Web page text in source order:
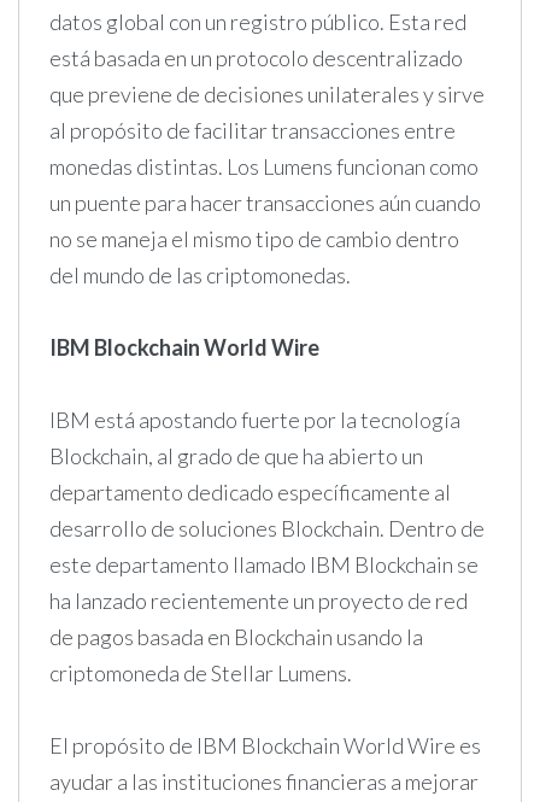
datos global con un registro público. Esta red
está basada en un protocolo descentralizado
que previene de decisiones unilaterales y sirve
al propósito de facilitar transacciones entre
monedas distintas. Los Lumens funcionan como
un puente para hacer transacciones aún cuando
no se maneja el mismo tipo de cambio dentro
del mundo de las criptomonedas.
IBM Blockchain World Wire
IBM está apostando fuerte por la tecnología
Blockchain, al grado de que ha abierto un
departamento dedicado específicamente al
desarrollo de soluciones Blockchain. Dentro de
este departamento llamado IBM Blockchain se
ha lanzado recientemente un proyecto de red
de pagos basada en Blockchain usando la
criptomoneda de Stellar Lumens.
El propósito de IBM Blockchain World Wire es
ayudar a las instituciones financieras a mejorar